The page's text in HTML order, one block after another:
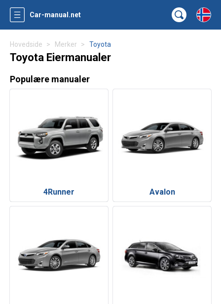
Car-manual.net
Hovedside Merker Toyota
Toyota Eiermanualer
Populære manualer
4Runner Avalon